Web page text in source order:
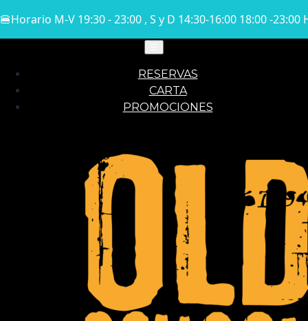
🍔Horario M-V 19:30 - 23:00 , S y D 14:30-16:00 18:00 -23:00
RESERVAS
CARTA
PROMOCIONES